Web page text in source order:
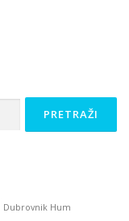
Dubrovnik Hum